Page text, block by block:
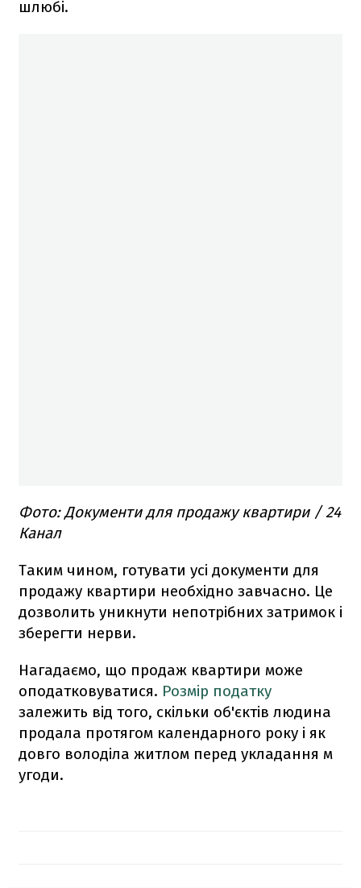
шлюбі.
Фото: Документи для продажу квартири / 24
Канал
Таким чином, готувати усі документи для
продажу квартири необхідно завчасно. Це
дозволить уникнути непотрібних затримок і
зберегти нерви.
Нагадаємо, що продаж квартири може
оподатковуватися. Розмір податку
залежить від того, скільки об'єктів людина
продала протягом календарного року і як
довго володіла житлом перед укладання м
угоди.